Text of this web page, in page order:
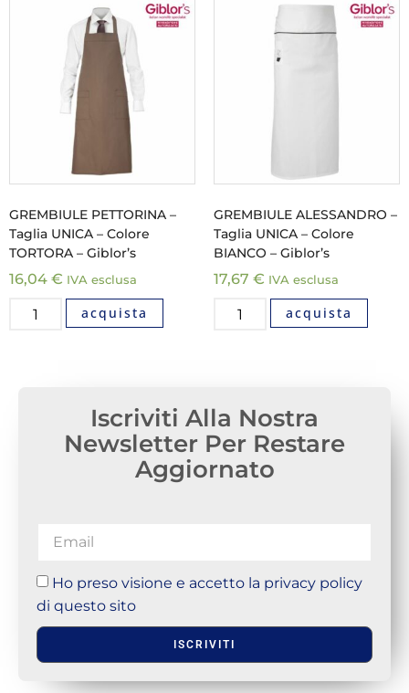
GREMBIULE PETTORINA –
Taglia UNICA – Colore
TORTORA – Giblor’s
16,04 € IVA esclusa
acquista
GREMBIULE ALESSANDRO –
Taglia UNICA – Colore
BIANCO – Giblor’s
17,67 € IVA esclusa
acquista
Iscriviti Alla Nostra
Newsletter Per Restare
Aggiornato
Ho preso visione e accetto la privacy policy
di questo sito
ISCRIVITI